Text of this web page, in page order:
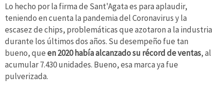
Lo hecho por la firma de Sant'Agata es para aplaudir,
teniendo en cuenta la pandemia del Coronavirus y la
escasez de chips, problemáticas que azotaron a la industria
durante los últimos dos años. Su desempeño fue tan
bueno, queen 2020 había alcanzado su récord de ventas, al
acumular 7.430 unidades. Bueno, esa marca ya fue
pulverizada.